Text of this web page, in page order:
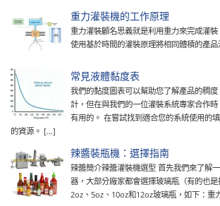
重力灌裝機的工作原理
重力灌裝顧名思義就是利用重力來完成灌
使用基於時間的灌裝原理將相同體積的產
常見液體黏度表
我們的黏度圖表可以幫助您了解產品的稠
計，但在與我們的一位灌裝系統專家合作
有用的。 在嘗試找到適合您的系統使用的
的資源。 […]
辣醬裝瓶機：選擇指南
辣醬簡介辣醬灌裝機選型 首先我們來了解
器，大部分廠家都會選擇玻璃瓶（有的也
2oz、5oz、10oz和12oz玻璃瓶，如下：重